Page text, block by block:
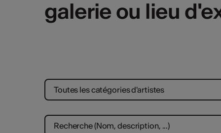
galerie ou lieu
Toutes les catégories d'artistes